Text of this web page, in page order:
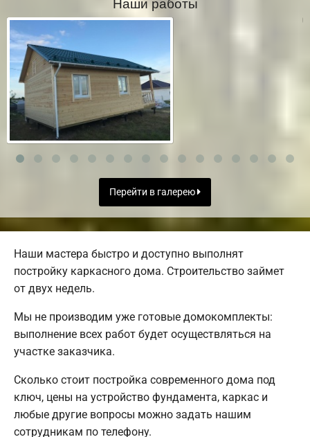
Перейти в галерею
Наши мастера быстро и доступно выполнят
постройку каркасного дома. Строительство займет
от двух недель.
Мы не производим уже готовые домокомплекты:
выполнение всех работ будет осуществляться на
участке заказчика.
Сколько стоит постройка современного дома под
ключ, цены на устройство фундамента, каркас и
любые другие вопросы можно задать нашим
сотрудникам по телефону.